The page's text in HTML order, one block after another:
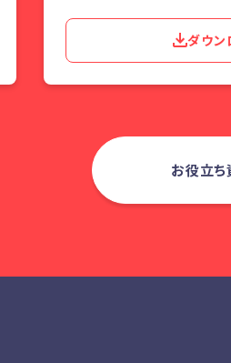
ダウン
お役立ち